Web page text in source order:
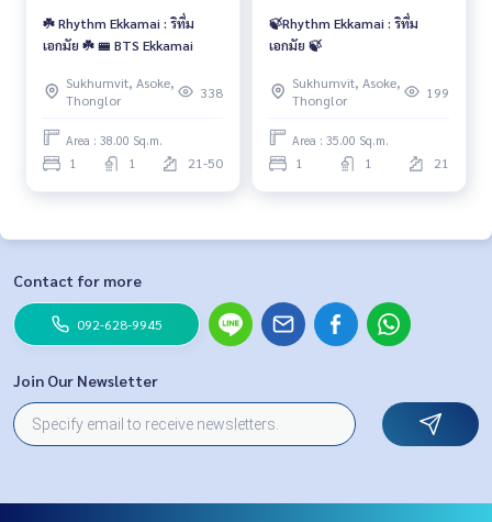
☘️ Rhythm Ekkamai : ริทึ่ม
เอกมัย ☘️ 🚝 BTS Ekkamai
Sukhumvit, Asoke,
Thonglor
338
Area : 38.00 Sq.m.
1 1 21-50
🍃Rhythm Ekkamai : ริทึ่ม
เอกมัย 🍃
Sukhumvit, Asoke,
Thonglor
199
Area : 35.00 Sq.m.
1 1 21
Contact for more
092-628-9945
Join Our Newsletter